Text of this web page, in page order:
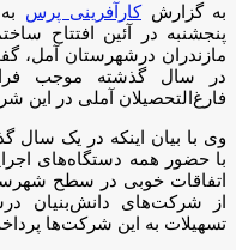
به گزارشکارآفرینی پرس
پنجشنبه در آئین افتتاح
مازندران درشهرستان آمل،
فارغ‌التحصیلان آملی در این
وی با بیان اینکه در یک سال
با حضور همه دستگاه‌های
اتفاقات خوبی در سطح
تسهیلات به این شرکت‌ها